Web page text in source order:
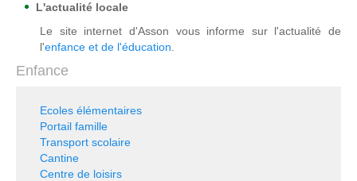
L'actualité locale
Le site internet d'Asson vous informe sur l'actualité de
l'enfance et de l'éducation
Enfance
Ecoles élémentaires
Portail famille
Transport scolaire
Cantine
Centre de loisirs